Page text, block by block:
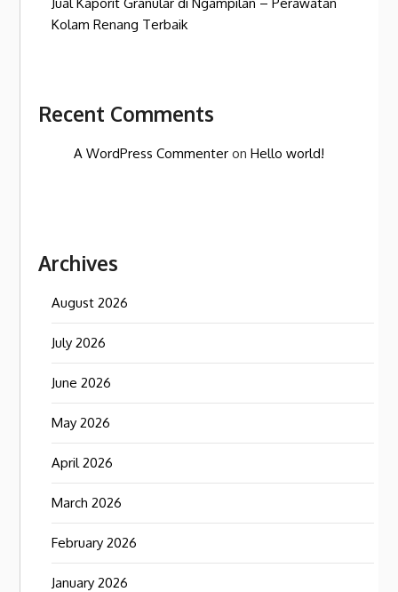
Kolam Renang Terbaik
Recent Comments
A WordPress Commenter onHello world!
Archives
August 2026
July 2026
June 2026
May 2026
April 2026
March 2026
February 2026
January 2026